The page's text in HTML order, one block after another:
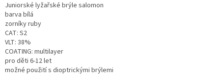
Juniorské lyžařské brýle salomon
barva bílá
zorníky ruby
CAT: S2
VLT: 38%
COATING: multilayer
pro děti 6-12 let
možné použití s dioptrickými brýlemi